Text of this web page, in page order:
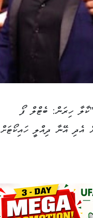
ހިރަން: ބެޓްލް ފޯ
އެދި އޭނާ ދިއްލީ ހައިކޯޓަށް